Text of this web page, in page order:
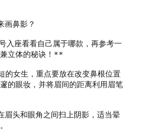
画鼻影？
入座看看自己属于哪款，再参考一
立体的秘诀！**
女生，重点要放在改变鼻根位置
的眼妆，并将眉间的距离利用眉笔
眉头和眼角之间扫上阴影，适当晕